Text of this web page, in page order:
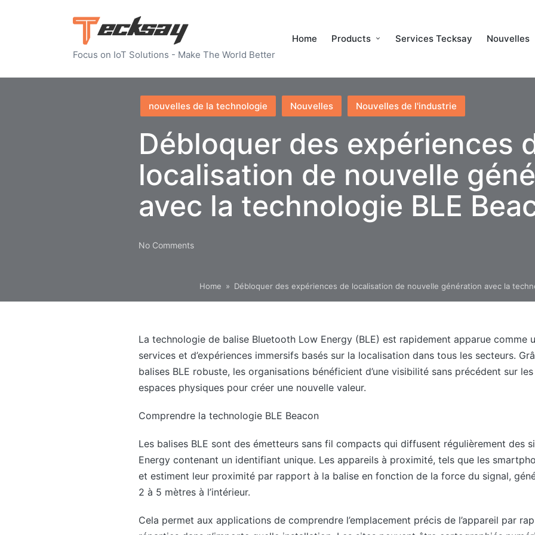
Focus on IoT Solutions - Make The World Better
Home Products Services Tecksay Nouvelles
Posted
in
nouvelles de la technologie Nouvelles Nouvelles de l'industrie
Débloquer des expériences
localisation de nouvelle
avec la technologie BLE
No Comments
Home » Débloquer des expériences de localisation de nouvelle génération avec la
La technologie de balise Bluetooth Low Energy (BLE) est rapidement apparue comme
services et d’expériences immersifs basés sur la localisation dans tous les secteurs.
balises BLE robuste, les organisations bénéficient d’une visibilité sans précédent sur
espaces physiques pour créer une nouvelle valeur.
Comprendre la technologie BLE Beacon
Les balises BLE sont des émetteurs sans fil compacts qui diffusent régulièrement des
Energy contenant un identifiant unique. Les appareils à proximité, tels que les
et estiment leur proximité par rapport à la balise en fonction de la force du signal,
2 à 5 mètres à l’intérieur.
Cela permet aux applications de comprendre l’emplacement précis de l’appareil par